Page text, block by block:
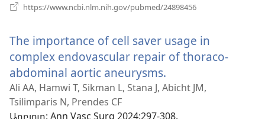
https://www.ncbi.nlm.nih.gov/pubmed/24898456
պատուհան)
The importance of cell saver usage in
complex endovascular repair of thoraco-
abdominal aortic aneurysms.
է
Ali AA, Hamwi T, Sikman L, Stana J, Abicht JM,
Tsilimparis N, Prendes CF
Աղբյուր‎: Ann Vasc Surg 2024:297-308.